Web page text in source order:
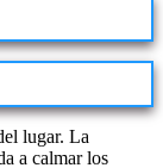
lugar. La
a calmar los